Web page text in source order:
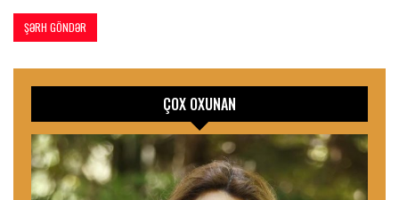
ÇOX OXUNAN